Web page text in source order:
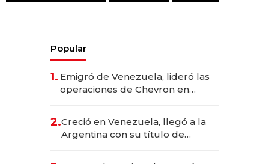
Popular
1. Emigró de Venezuela, lideró las
operaciones de Chevron en
2.Creció en Venezuela, llegó a la
Argentina con su título de